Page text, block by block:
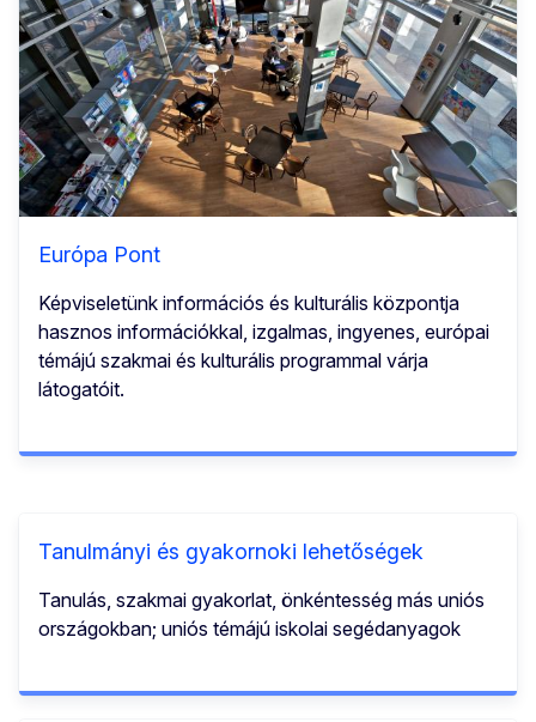
Európa Pont
Képviseletünk információs és kulturális központja
hasznos információkkal, izgalmas, ingyenes, európai
témájú szakmai és kulturális programmal várja
látogatóit.
Tanulmányi és gyakornoki lehetőségek
Tanulás, szakmai gyakorlat, önkéntesség más uniós
országokban; uniós témájú iskolai segédanyagok